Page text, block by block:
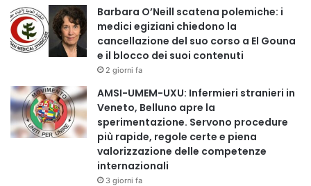
avere ricadute politiche nei prossimi mesi.
Violazioni anche nella seconda fase: arresti per
compravendita di voti
Nonostante le parole del presidente e l’aumento della
vigilanza, le irregolarità non si sono fermate. Il Ministero
dell’Interno ha comunicato l’arresto di numerosi individui
coinvolti nella distribuzione di denaro in cambio di voti in
diversi governatorati partecipanti alla seconda fase.
Barbara O’Neill scatena polemiche: i
medici egiziani chiedono la
cancellazione del suo corso a El Gouna
e il blocco dei suoi contenuti
2 giorni fa
AMSI-UMEM-UXU: Infermieri stranieri in
Veneto, Belluno apre la
sperimentazione. Servono procedure
più rapide, regole certe e piena
valorizzazione delle competenze
internazionali
3 giorni fa